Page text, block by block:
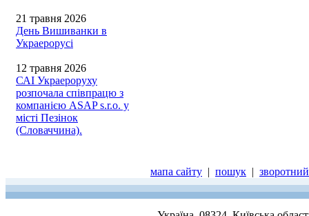
21 травня 2026
День Вишиванки в
Украерорусі
12 травня 2026
САІ Украероруху
розпочала співпрацю з
компанією ASAP s.r.o. у
місті Пезінок
(Словаччина).
мапа сайту | пошук |